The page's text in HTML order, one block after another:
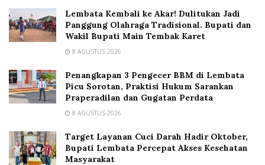
Lembata Kembali ke Akar! Dulitukan Jadi
Panggung Olahraga Tradisional. Bupati dan
Wakil Bupati Main Tembak Karet
8 AGUSTUS 2026
Penangkapan 3 Pengecer BBM di Lembata
Picu Sorotan, Praktisi Hukum Sarankan
Praperadilan dan Gugatan Perdata
8 AGUSTUS 2026
Target Layanan Cuci Darah Hadir Oktober,
Bupati Lembata Percepat Akses Kesehatan
Masyarakat